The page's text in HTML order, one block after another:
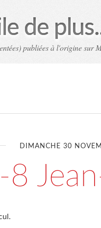
de
publiées à l'origine sur
DIMANCHE 30